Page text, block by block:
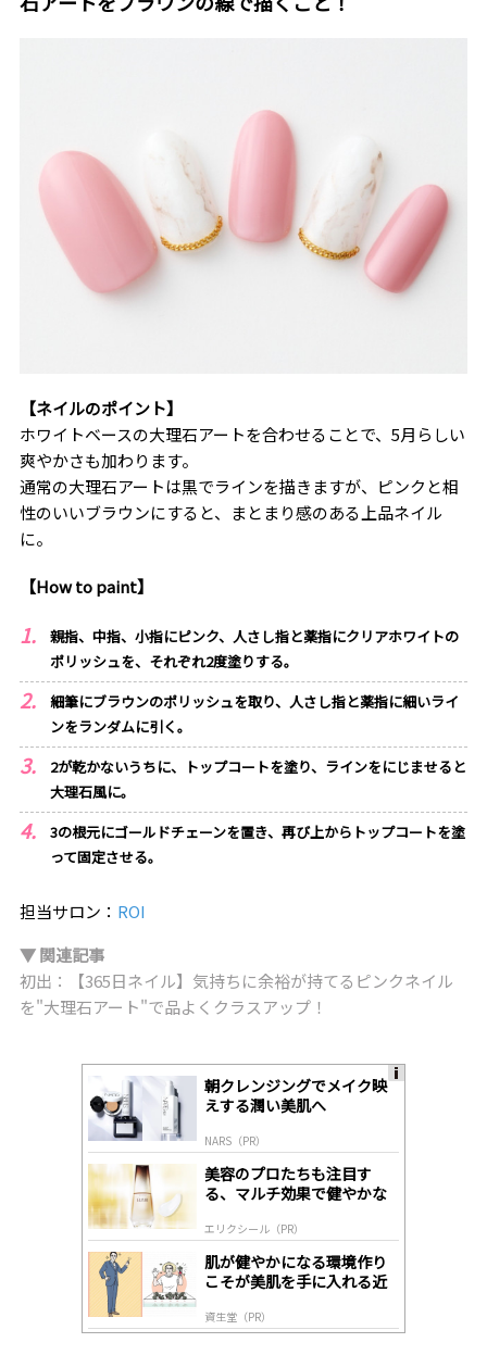
【ネイルのポイント】
ホワイトベースの大理石アートを合わせることで、5月らしい
爽やかさも加わります。
通常の大理石アートは黒でラインを描きますが、ピンクと相
性のいいブラウンにすると、まとまり感のある上品ネイル
に。
【How to paint】
親指、中指、小指にピンク、人さし指と薬指にクリアホワイトの
ポリッシュを、それぞれ2度塗りする。
細筆にブラウンのポリッシュを取り、人さし指と薬指に細いライ
ンをランダムに引く。
2が乾かないうちに、トップコートを塗り、ラインをにじませると
大理石風に。
3の根元にゴールドチェーンを置き、再び上からトップコートを塗
って固定させる。
担当サロン： ROI
▼ 関連記事
初出：【365日ネイル】気持ちに余裕が持てるピンクネイル
を"大理石アート"で品よくクラスアップ！
朝クレンジングでメイク映
えする潤い美肌へ
NARS（PR）
美容のプロたちも注目す
る、マルチ効果で健やかな
エリクシール（PR）
肌が健やかになる環境作り
こそが美肌を手に入れる近
資生堂（PR）